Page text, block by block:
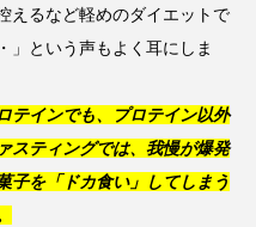
えるなど軽めのダイエットで
」という声もよく耳にしま
テインでも、プロテイン以外
スティングでは、我慢が爆発
子を「ドカ食い」してしまう